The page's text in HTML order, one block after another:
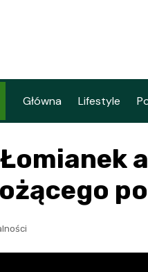
Główna Lifestyle